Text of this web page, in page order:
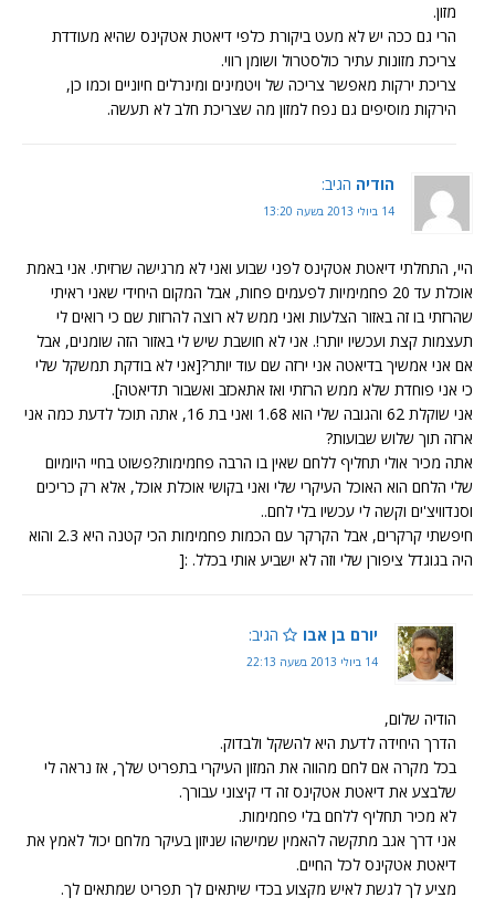
מזון.
הרי גם ככה יש לא מעט ביקורת כלפי דיאטת אטקינס שהיא מעודדת
צריכת מזונות עתיר כולסטרול ושומן רווי.
צריכת ירקות מאפשר צריכה של ויטמינים ומינרלים חיוניים וכמו כן,
הירקות מוסיפים גם נפח למזון מה שצריכת חלב לא תעשה.
הודיה הגיב:
14 ביולי 2013 בשעה 13:20
היי, התחלתי דיאטת אטקינס לפני שבוע ואני לא מרגישה שרזיתי. אני באמת
אוכלת עד 20 פחמימיות לפעמים פחות, אבל המקום היחידי שאני ראיתי
שהרזתי בו זה באזור הצלעות ואני ממש לא רוצה להרזות שם כי רואים לי
תעצמות קצת ועכשיו יותר!. אני לא חושבת שיש לי באזור הזה שומנים, אבל
אם אני אמשיך בדיאטה אני ירזה שם עוד יותר?[אני לא בודקת תמשקל שלי
כי אני פוחדת שלא ממש הרזתי ואז אתאכזב ואשבור תדיאטה].
אני שוקלת 62 והגובה שלי הוא 1.68 ואני בת 16, אתה תוכל לדעת כמה אני
ארזה תוך שלוש שבועות?
אתה מכיר אולי תחליף ללחם שאין בו הרבה פחמימות?פשוט בחיי היומיום
שלי הלחם הוא האוכל העיקרי שלי ואני בקושי אוכלת אוכל, אלא רק כריכים
וסנדוויצ'ים וקשה לי עכשיו בלי לחם..
חיפשתי קרקרים, אבל הקרקר עם הכמות פחמימות הכי קטנה היא 2.3 והוא
היה בגוגדל ציפורן שלי וזה לא ישביע אותי בכלל. :[
יורם בן אבו הגיב:
14 ביולי 2013 בשעה 22:13
הודיה שלום,
הדרך היחידה לדעת היא להשקל ולבדוק.
בכל מקרה אם לחם מהווה את המזון העיקרי בתפריט שלך, אז נראה לי
שלבצע את דיאטת אטקינס זה די קיצוני עבורך.
לא מכיר תחליף ללחם בלי פחמימות.
אני דרך אגב מתקשה להאמין שמישהו שניזון בעיקר מלחם יכול לאמץ את
דיאטת אטקינס לכל החיים.
מציע לך לגשת לאיש מקצוע בכדי שיתאים לך תפריט שמתאים לך.